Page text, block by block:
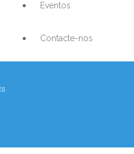
Eventos
Contacte-nos